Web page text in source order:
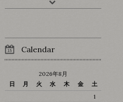
Calendar
2026年8月
日
月 火 水 木 金
土
1